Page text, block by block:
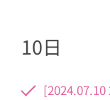
10日